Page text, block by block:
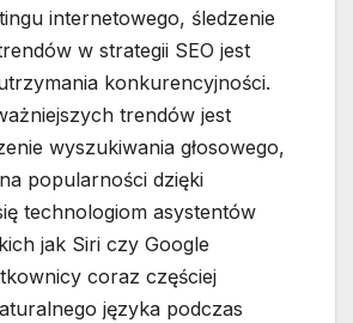
internetowego, śledzenie
w strategii SEO jest
konkurencyjności.
trendów jest
wyszukiwania głosowego,
popularności dzięki
technologiom asystentów
jak Siri czy Google
coraz częściej
języka podczas